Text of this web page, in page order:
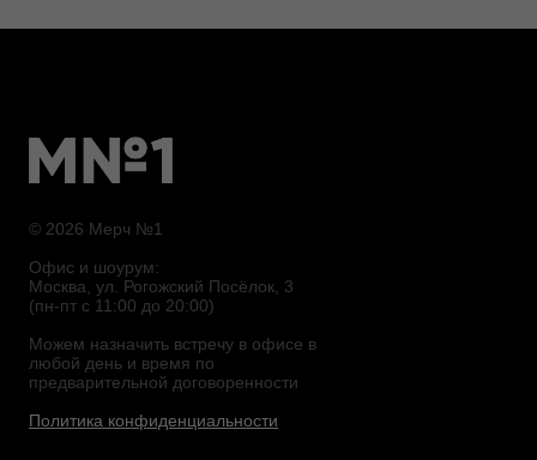
© 2026 Мерч №1
Офис и шоурум:
Москва, ул. Рогожский Посёлок, 3
(пн-пт с 11:00 до 20:00)
Можем назначить встречу в офисе в
любой день и время по
предварительной договоренности
Политика конфиденциальности